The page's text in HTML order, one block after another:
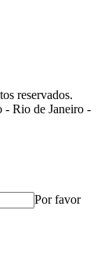
reservados.
- Rio de Janeiro -
Por favor